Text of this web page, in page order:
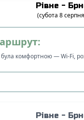
Рівне -
(субота 8серпня
була комфортною — Wi-Fi,
Рівне -